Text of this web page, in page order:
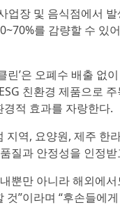
업장 및 음식점에서
를 감량할 수 있
린’은 오폐수 배출 없
친환경 제품으로 주
적 효과를 자랑한다.
지역, 요양원, 제주 한
질과 안정성을 인정
뿐만 아니라 해외에
”이라며 “후손들에